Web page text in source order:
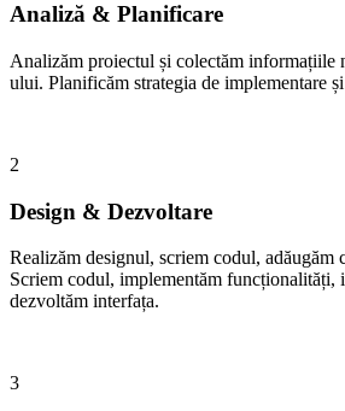
Analiză & Planificare
Analizăm proiectul și colectăm informațiile
ului. Planificăm strategia de implementare
2
Design & Dezvoltare
Realizăm designul, scriem codul, adăugăm
Scriem codul, implementăm funcționalități,
dezvoltăm interfața.
3